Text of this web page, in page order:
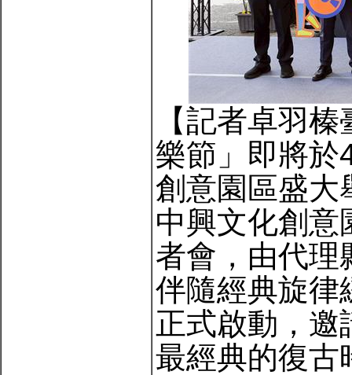
【記者卓羽
樂節」即將於
創意園區盛大
中興文化創意
者會，由代理
伴隨經典旋律
正式啟動，邀
最經典的復古